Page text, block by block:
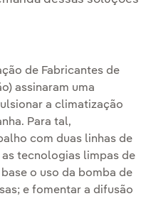
de Fabricantes de
assinaram uma
a climatização
Para tal,
com duas linhas de
tecnologias limpas de
o uso da bomba de
e fomentar a difusão